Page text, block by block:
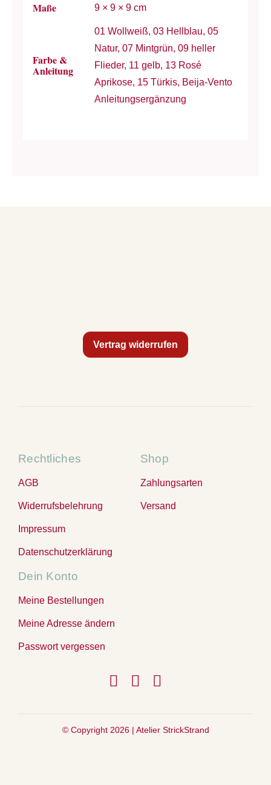
Maße 9 × 9 × 9 cm
Farbe &
Anleitung
01 Wollweiß, 03 Hellblau, 05
Natur, 07 Mintgrün, 09 heller
Flieder, 11 gelb, 13 Rosé
Aprikose, 15 Türkis, Beija-Vento
Anleitungsergänzung
Vertrag widerrufen
Rechtliches
AGB
Widerrufsbelehrung
Impressum
Datenschutzerklärung
Shop
Zahlungsarten
Versand
Dein Konto
Meine Bestellungen
Meine Adresse ändern
Passwort vergessen
© Copyright 2026 | Atelier StrickStrand